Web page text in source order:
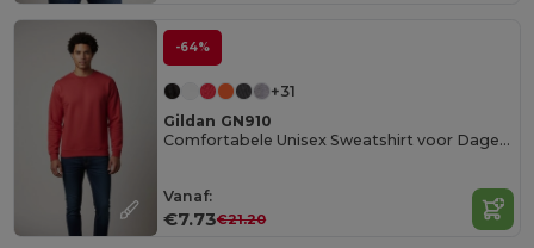
-64%
+31
Gildan GN910
Comfortabele Unisex Sweatshirt voor Dagelijks Gebruik
Vanaf:
€7.73€21.20